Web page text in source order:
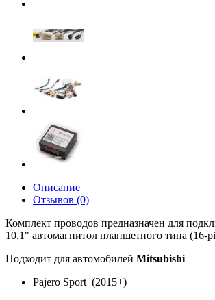
Описание
Отзывов (0)
Комплект проводов предназначен для
10.1" автомагнитол планшетного типа (16-
Подходит для автомобилей Mitsubishi
Pajero Sport (2015+)